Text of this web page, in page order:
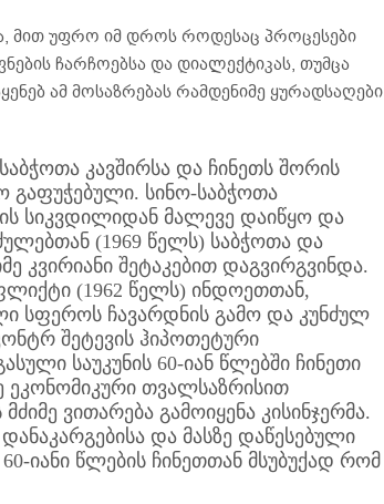
მით უფრო იმ დროს როდესაც პროცესები
ჩარჩოებსა და დიალექტიკას, თუმცა
ამ მოსაზრებას რამდენიმე ყურადსაღები
კავშირსა და ჩინეთს შორის
გაფუჭებული. სინო-საბჭოთა
სიკვდილიდან მალევე დაიწყო და
(1969 წელს) საბჭოთა და
კვირიანი შეტაკებით დაგვირგვინდა.
(1962 წელს) ინდოეთთან,
სფეროს ჩავარდნის გამო და კუნძულ
შეტევის ჰიპოთეტური
საუკუნის 60-იან წლებში ჩინეთი
თვალსაზრისით
ვითარება გამოიყენა კისინჯერმა.
და მასზე დაწესებული
იანი წლების ჩინეთთან მსუბუქად რომ